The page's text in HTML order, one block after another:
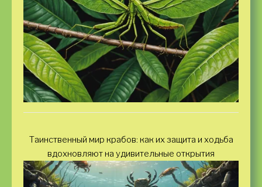
Таинственный мир крабов: как их защита и ходьба
вдохновляют на удивительные открытия